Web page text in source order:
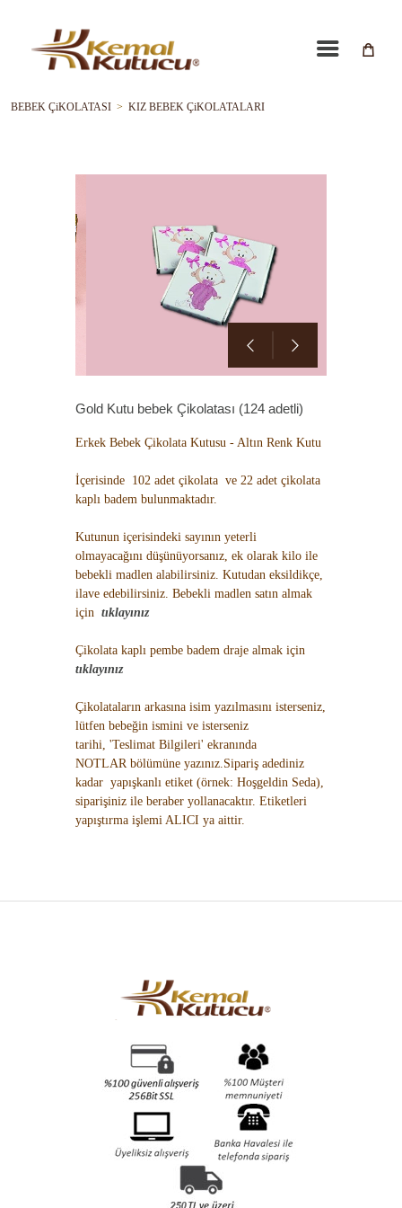
BEBEK ÇiKOLATASI > KIZ BEBEK ÇiKOLATALARI
Gold Kutu bebek Çikolatası (124 adetli)
Erkek Bebek Çikolata Kutusu - Altın Renk Kutu
İçerisinde 102 adet çikolata ve 22 adet çikolata
kaplı badem bulunmaktadır.
Kutunun içerisindeki sayının yeterli
olmayacağını düşünüyorsanız, ek olarak kilo ile
bebekli madlen alabilirsiniz. Kutudan eksildikçe,
ilave edebilirsiniz. Bebekli madlen satın almak
için tıklayınız
Çikolata kaplı pembe badem draje almak için
tıklayınız
Çikolataların arkasına isim yazılmasını isterseniz,
lütfen bebeğin ismini ve isterseniz
tarihi, 'Teslimat Bilgileri' ekranında
NOTLAR bölümüne yazınız.Sipariş adediniz
kadar yapışkanlı etiket (örnek: Hoşgeldin Seda),
siparişiniz ile beraber yollanacaktır. Etiketleri
yapıştırma işlemi ALICI ya aittir.